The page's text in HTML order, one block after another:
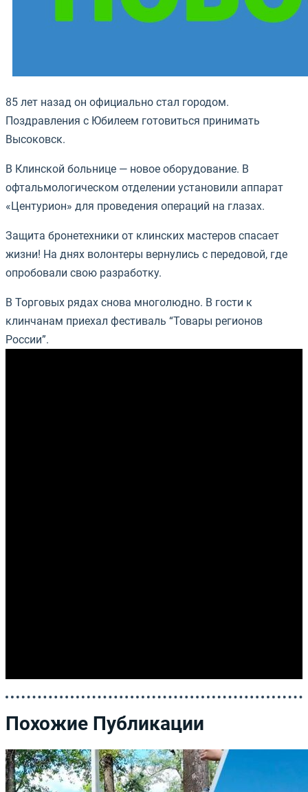
85 лет назад он официально стал городом.
Поздравления с Юбилеем готовиться принимать
Высоковск.
В Клинской больнице — новое оборудование. В
офтальмологическом отделении установили аппарат
«Центурион» для проведения операций на глазах.
Защита бронетехники от клинских мастеров спасает
жизни! На днях волонтеры вернулись с передовой, где
опробовали свою разработку.
В Торговых рядах снова многолюдно. В гости к
клинчанам приехал фестиваль “Товары регионов
России”.
Похожие Публикации